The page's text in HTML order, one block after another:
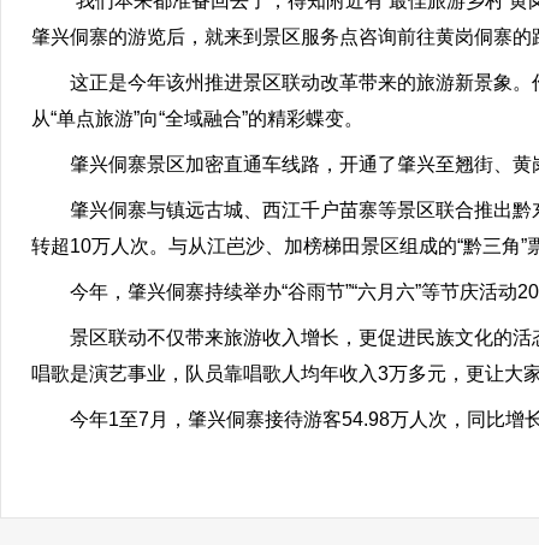
肇兴侗寨的游览后，就来到景区服务点咨询前往黄岗侗寨
这正是今年该州推进景区联动改革带来的旅游新景象。
从“单点旅游”向“全域融合”的精彩蝶变。
肇兴侗寨景区加密直通车线路，开通了肇兴至翘街、黄
肇兴侗寨与镇远古城、西江千户苗寨等景区联合推出黔
转超10万人次。与从江岜沙、加榜梯田景区组成的“黔三角
今年，肇兴侗寨持续举办“谷雨节”“六月六”等节庆活动
景区联动不仅带来旅游收入增长，更促进民族文化的活
唱歌是演艺事业，队员靠唱歌人均年收入3万多元，更让大
今年1至7月，肇兴侗寨接待游客54.98万人次，同比增